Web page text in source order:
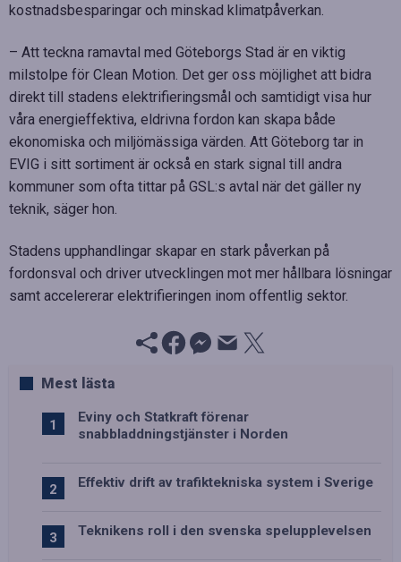
kostnadsbesparingar och minskad klimatpåverkan.
– Att teckna ramavtal med Göteborgs Stad är en viktig
milstolpe för Clean Motion. Det ger oss möjlighet att bidra
direkt till stadens elektrifieringsmål och samtidigt visa hur
våra energieffektiva, eldrivna fordon kan skapa både
ekonomiska och miljömässiga värden. Att Göteborg tar in
EVIG i sitt sortiment är också en stark signal till andra
kommuner som ofta tittar på GSL:s avtal när det gäller ny
teknik, säger hon.
Stadens upphandlingar skapar en stark påverkan på
fordonsval och driver utvecklingen mot mer hållbara lösningar
samt accelererar elektrifieringen inom offentlig sektor.
Mest lästa
Eviny och Statkraft förenar
snabbladdningstjänster i Norden
Effektiv drift av trafiktekniska system i Sverige
Teknikens roll i den svenska spelupplevelsen